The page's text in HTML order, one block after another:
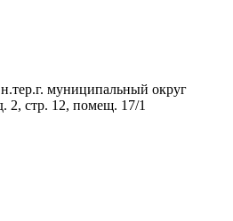
муниципальный округ
2, стр. 12, помещ. 17/1